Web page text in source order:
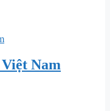
Nam